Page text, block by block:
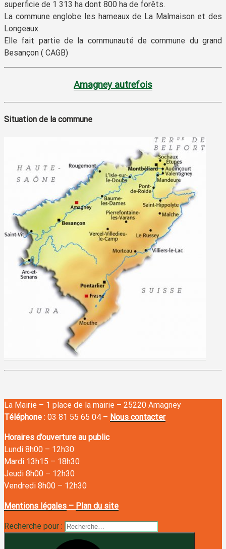
superficie de 1 313 ha dont 800 ha de forêts.
La commune englobe les hameaux de La Malmaison et des
Longeaux.
Elle fait partie de la communauté de commune du grand
Besançon ( CAGB)
Amagney autrefois
Situation de la commune
La Mairie – 1 place de la mairie – 25220 Amagney
Téléphone : 03 81 55 65 04 – Nous contacter
Horaires d’ouverture au public
Lundi 8h00 – 12h30
Mardi 13h15 – 18h30
Jeudi 8h00 – 12h30
Vendredi 8h00 – 12h30
Mentions légales – Plan du site
Recherche pour :